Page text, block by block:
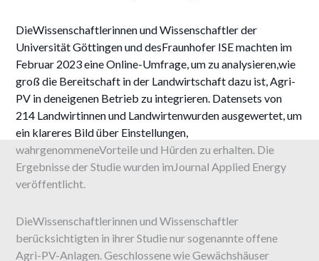
DieWissenschaftlerinnen und Wissenschaftler der
Universität Göttingen und desFraunhofer ISE machten im
Februar 2023 eine Online-Umfrage, um zu analysieren,wie
groß die Bereitschaft in der Landwirtschaft dazu ist, Agri-
PV in deneigenen Betrieb zu integrieren. Datensets von
214 Landwirtinnen und Landwirtenwurden ausgewertet, um
ein klareres Bild über Einstellungen,
wahrgenommeneVorteile und Hürden zu erhalten. Die
Ergebnisse der Studie wurden imJournal Applied Energy
veröffentlicht.
DieWissenschaftlerinnen und Wissenschaftler
berücksichtigten in ihrer Studie nur sogenannte offene
Agri-PV-Anlagen. Geschlossene wie Gewächshäuser